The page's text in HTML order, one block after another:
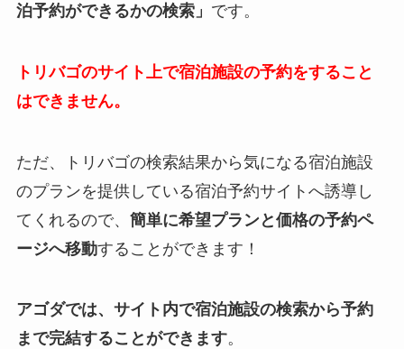
泊予約ができるかの検索」 です。
トリバゴのサイト上で宿泊施設の予約をすること
はできません。
ただ、トリバゴの検索結果から気になる宿泊施設
のプランを提供している宿泊予約サイトへ誘導し
てくれるので、 簡単に希望プランと価格の予約ペ
ージへ移動することができます！
アゴダでは、サイト内で宿泊施設の検索から予約
まで完結することができます。